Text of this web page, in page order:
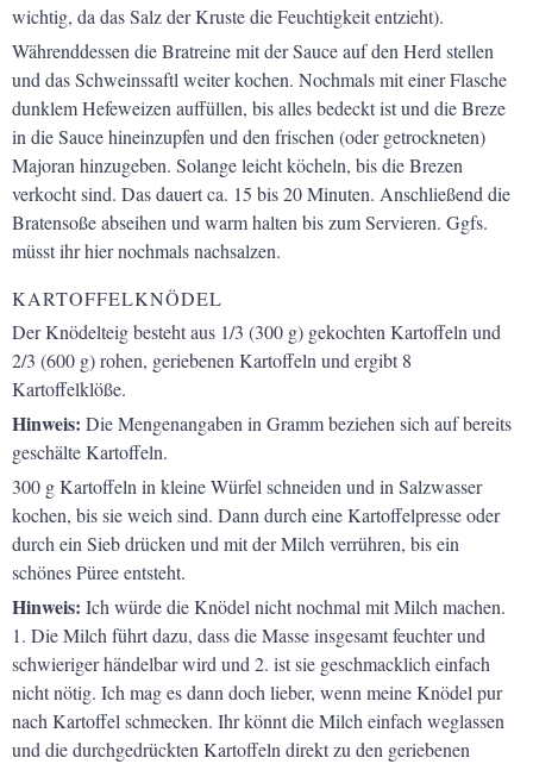
wichtig, da das Salz der Kruste die Feuchtigkeit entzieht).
Währenddessen die Bratreine mit der Sauce auf den Herd stellen
und das Schweinssaftl weiter kochen. Nochmals mit einer Flasche
dunklem Hefeweizen auffüllen, bis alles bedeckt ist und die Breze
in die Sauce hineinzupfen und den frischen (oder getrockneten)
Majoran hinzugeben. Solange leicht köcheln, bis die Brezen
verkocht sind. Das dauert ca. 15 bis 20 Minuten. Anschließend die
Bratensoße abseihen und warm halten bis zum Servieren. Ggfs.
müsst ihr hier nochmals nachsalzen.
KARTOFFELKNÖDEL
Der Knödelteig besteht aus 1/3 (300 g) gekochten Kartoffeln und
2/3 (600 g) rohen, geriebenen Kartoffeln und ergibt 8
Kartoffelklöße.
Hinweis: Die Mengenangaben in Gramm beziehen sich auf bereits
geschälte Kartoffeln.
300 g Kartoffeln in kleine Würfel schneiden und in Salzwasser
kochen, bis sie weich sind. Dann durch eine Kartoffelpresse oder
durch ein Sieb drücken und mit der Milch verrühren, bis ein
schönes Püree entsteht.
Hinweis: Ich würde die Knödel nicht nochmal mit Milch machen.
1. Die Milch führt dazu, dass die Masse insgesamt feuchter und
schwieriger händelbar wird und 2. ist sie geschmacklich einfach
nicht nötig. Ich mag es dann doch lieber, wenn meine Knödel pur
nach Kartoffel schmecken. Ihr könnt die Milch einfach weglassen
und die durchgedrückten Kartoffeln direkt zu den geriebenen